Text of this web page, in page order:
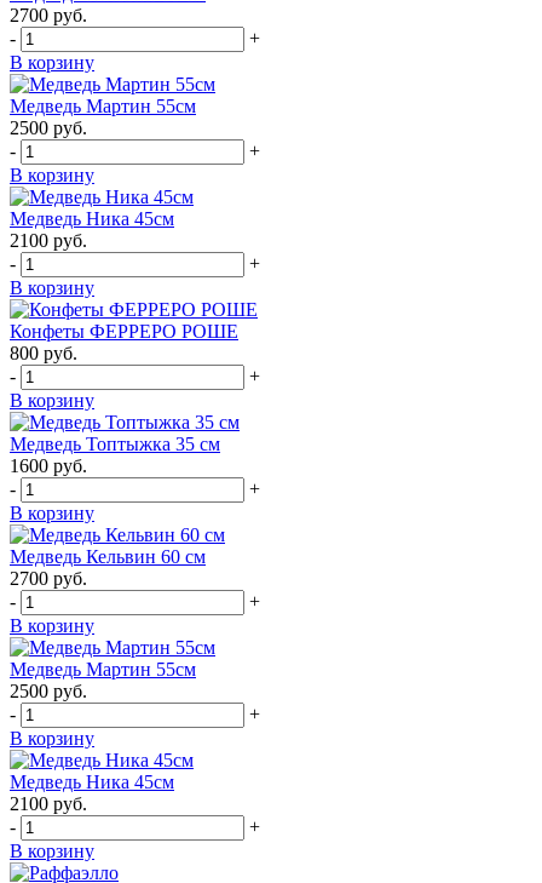
2700 руб.
-
+
В корзину
Медведь Мартин 55см
2500 руб.
-
+
В корзину
Медведь Ника 45см
2100 руб.
-
+
В корзину
Конфеты ФЕРРЕРО РОШЕ
800 руб.
-
+
В корзину
Медведь Топтыжка 35 см
1600 руб.
-
+
В корзину
Медведь Кельвин 60 см
2700 руб.
-
+
В корзину
Медведь Мартин 55см
2500 руб.
-
+
В корзину
Медведь Ника 45см
2100 руб.
-
+
В корзину